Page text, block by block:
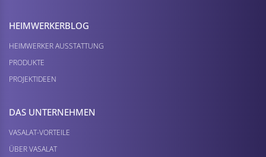
HEIMWERKER­BLOG
HEIMWERKER AUSSTATTUNG
PRODUKTE
PROJEKTIDEEN
DAS UNTERNEHMEN
VASALAT-VORTEILE
ÜBER VASALAT